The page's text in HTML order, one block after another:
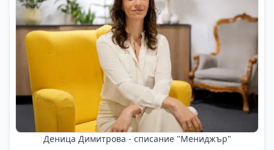
Деница Димитрова - списание "Мениджър"